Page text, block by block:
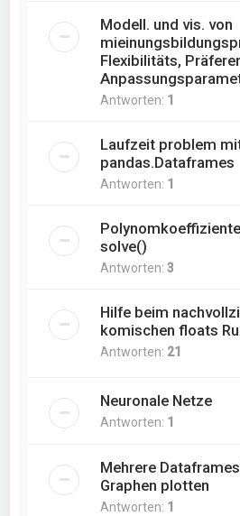
Modell. und vis. von
Flexibilitäts,
Antworten: 1
Laufzeit problem
pandas.Dataframes
Antworten: 1
solve()
Antworten:3
Hilfe beim
komischen floats
Antworten: 21
Neuronale Netze
Antworten: 1
Mehrere
Graphen plotten
Antworten: 1